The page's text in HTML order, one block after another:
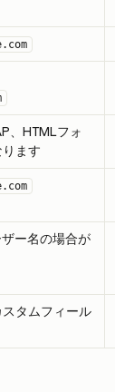
、HTMLフォ
ます
ー名の場合が
タムフィール